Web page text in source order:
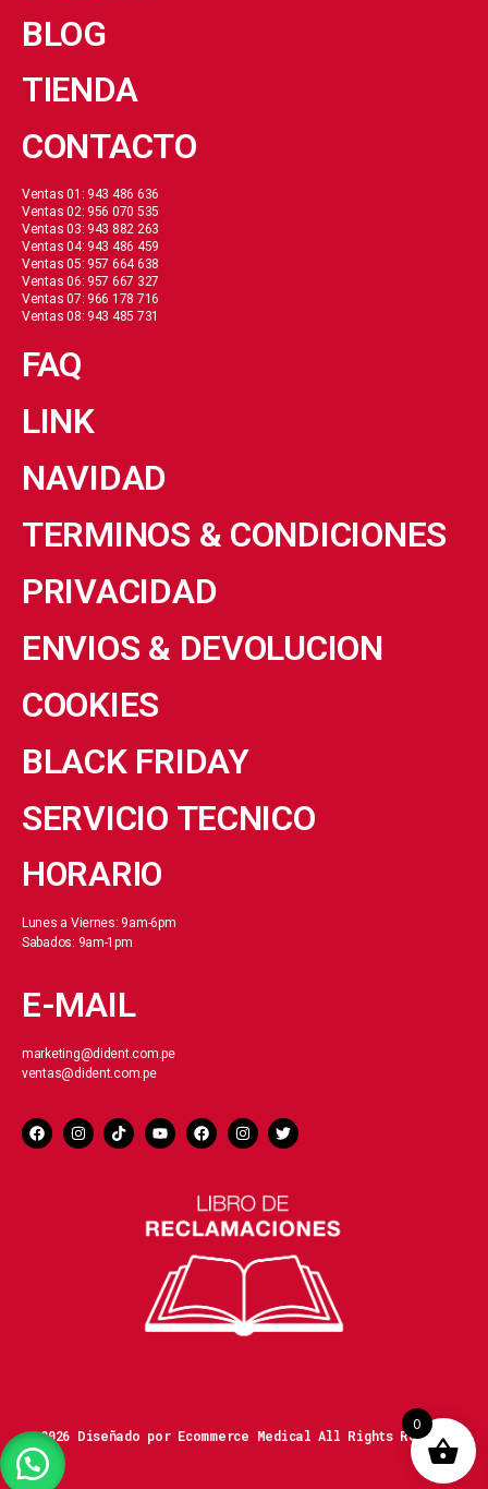
BLOG
TIENDA
CONTACTO
Ventas 01: 943 486 636
Ventas 02: 956 070 535
Ventas 03: 943 882 263
Ventas 04: 943 486 459
Ventas 05: 957 664 638
Ventas 06: 957 667 327
Ventas 07: 966 178 716
Ventas 08: 943 485 731
FAQ
LINK
NAVIDAD
TERMINOS & CONDICIONES
PRIVACIDAD
ENVIOS & DEVOLUCION
COOKIES
BLACK FRIDAY
SERVICIO TECNICO
HORARIO
Lunes a Viernes: 9am-6pm
Sabados: 9am-1pm
E-MAIL
marketing@dident.com.pe
ventas@dident.com.pe
© 2026 Diseñado por Ecommerce Medical All Rights Reserved
0